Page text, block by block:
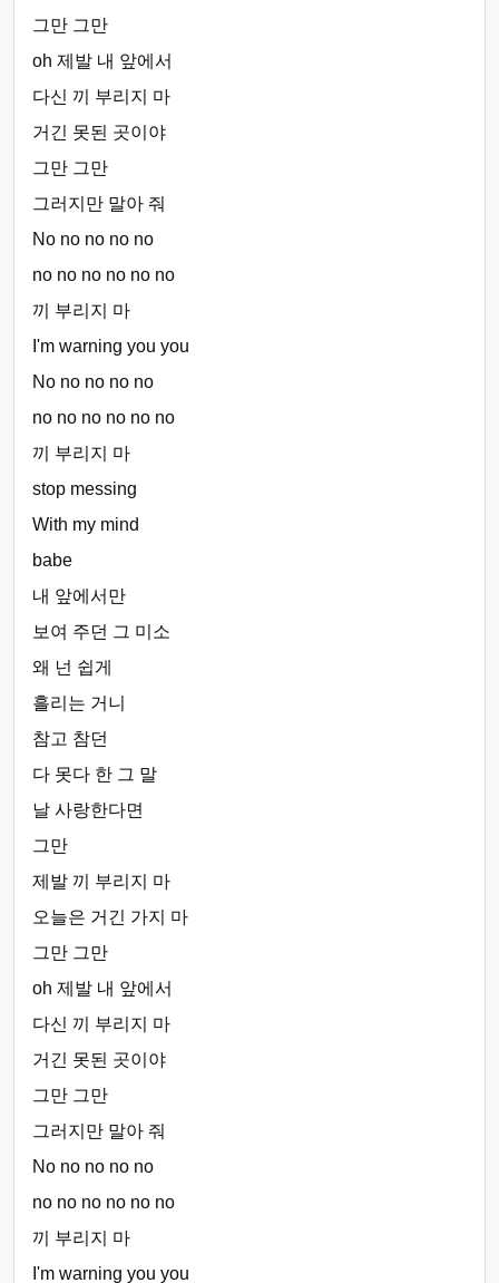
그만 그만
oh 제발 내 앞에서
다신 끼 부리지 마
거긴 못된 곳이야
그만 그만
그러지만 말아 줘
No no no no no
no no no no no no
끼 부리지 마
I'm warning you you
No no no no no
no no no no no no
끼 부리지 마
stop messing
With my mind
babe
내 앞에서만
보여 주던 그 미소
왜 넌 쉽게
흘리는 거니
참고 참던
다 못다 한 그 말
날 사랑한다면
그만
제발 끼 부리지 마
오늘은 거긴 가지 마
그만 그만
oh 제발 내 앞에서
다신 끼 부리지 마
거긴 못된 곳이야
그만 그만
그러지만 말아 줘
No no no no no
no no no no no no
끼 부리지 마
I'm warning you you